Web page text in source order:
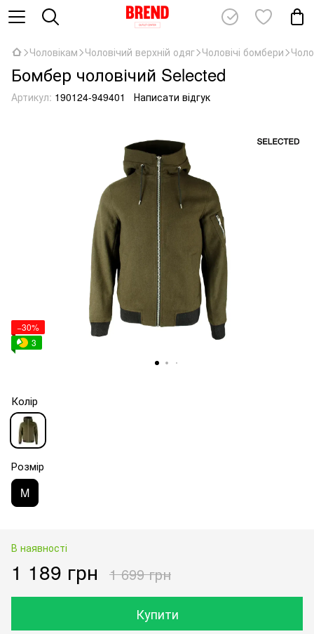
Чоловікам Чоловічий верхній одяг Чоловічі бомбери
Бомбер чоловічий Selected
Артикул: 190124-949401 Написати відгук
−30%
3
Колір
Розмір
M
В наявності
1 189 грн 1 699 грн
Купити